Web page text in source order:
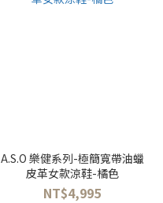
A.S.O 樂健系列-極簡寬帶油蠟
皮革女款涼鞋-橘色
NT$4,995